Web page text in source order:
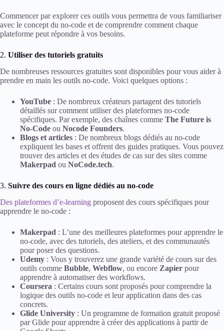
Commencer par explorer ces outils vous permettra de vous familiariser
avec le concept du no-code et de comprendre comment chaque
plateforme peut répondre à vos besoins.
2. Utiliser des tutoriels gratuits
De nombreuses ressources gratuites sont disponibles pour vous aider à
prendre en main les outils no-code. Voici quelques options :
YouTube : De nombreux créateurs partagent des tutoriels
détaillés sur comment utiliser des plateformes no-code
spécifiques. Par exemple, des chaînes comme The Future is
No-Code ou Nocode Founders.
Blogs et articles : De nombreux blogs dédiés au no-code
expliquent les bases et offrent des guides pratiques. Vous pouvez
trouver des articles et des études de cas sur des sites comme
Makerpad ou NoCode.tech.
3. Suivre des cours en ligne dédiés au no-code
Des plateformes d’e-learning proposent des cours spécifiques pour
apprendre le no-code :
Makerpad : L’une des meilleures plateformes pour apprendre le
no-code, avec des tutoriels, des ateliers, et des communautés
pour poser des questions.
Udemy : Vous y trouverez une grande variété de cours sur des
outils comme Bubble, Webflow, ou encore Zapier pour
apprendre à automatiser des workflows.
Coursera : Certains cours sont proposés pour comprendre la
logique des outils no-code et leur application dans des cas
concrets.
Glide University : Un programme de formation gratuit proposé
par Glide pour apprendre à créer des applications à partir de